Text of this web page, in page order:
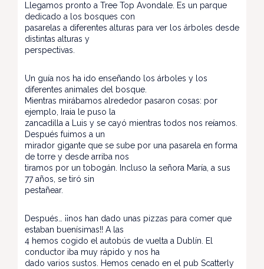
Llegamos pronto a Tree Top Avondale. Es un parque
dedicado a los bosques con
pasarelas a diferentes alturas para ver los árboles desde
distintas alturas y
perspectivas.
Un guía nos ha ido enseñando los árboles y los
diferentes animales del bosque.
Mientras mirábamos alrededor pasaron cosas: por
ejemplo, Iraia le puso la
zancadilla a Luis y se cayó mientras todos nos reíamos.
Después fuimos a un
mirador gigante que se sube por una pasarela en forma
de torre y desde arriba nos
tiramos por un tobogán. Incluso la señora María, a sus
77 años, se tiró sin
pestañear.
Después… ¡¡nos han dado unas pizzas para comer que
estaban buenísimas!! A las
4 hemos cogido el autobús de vuelta a Dublín. El
conductor iba muy rápido y nos ha
dado varios sustos. Hemos cenado en el pub Scatterly